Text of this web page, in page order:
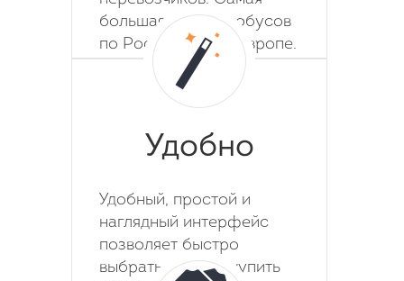
большая база автобусов
по России, СНГ и Европе.
Удобно
Удобный, простой и
наглядный интерфейс
позволяет быстро
выбрать место и купить